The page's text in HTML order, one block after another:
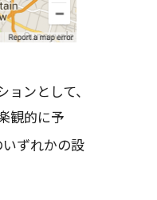
ンとして、
楽観的に予
いずれかの設